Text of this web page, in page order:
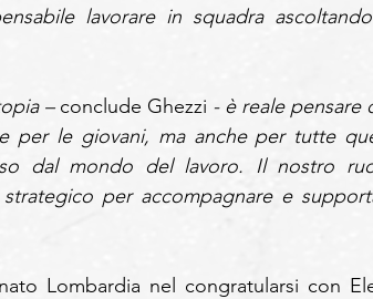
lavorare in squadra
– conclude Ghezzi - è reale pensare
per le giovani, ma anche per tutte
dal mondo del lavoro. Il nostro
per accompagnare e
Lombardia nel congratularsi con